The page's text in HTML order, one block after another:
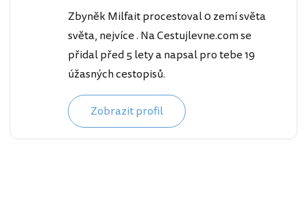
Zbyněk Milfait procestoval 0 zemí světa
světa, nejvíce . Na Cestujlevne.com se
přidal před 5 lety a napsal pro tebe 19
úžasných cestopisů.
Zobrazit profil